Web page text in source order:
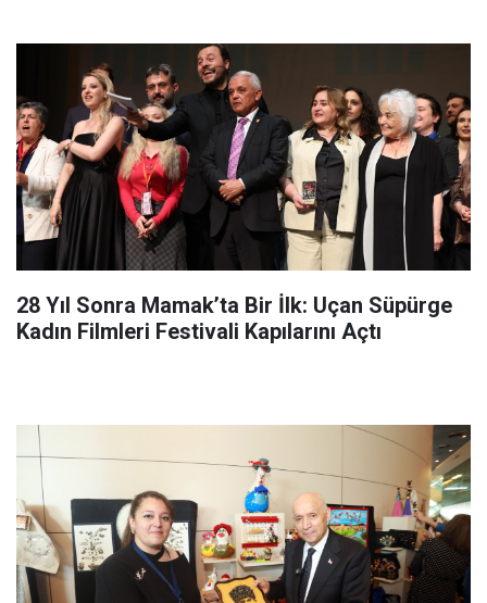
28 Yıl Sonra Mamak’ta Bir İlk: Uçan Süpürge
Kadın Filmleri Festivali Kapılarını Açtı